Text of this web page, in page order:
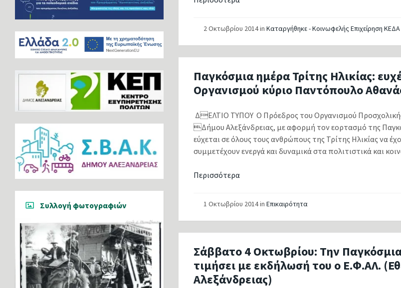
2 Οκτωβρίου 2014inΚαταργήθηκε - Κοινωφελής Επιχείρηση ΚΕΔΑ
Παγκόσμια ημέρα Τρίτης Ηλικίας:
Οργανισμού κύριο Παντόπουλο
ΔΕΛΤΙΟ ΤΥΠΟΥ Ο Πρόεδρος του Οργανισμού
Δήμου Αλεξάνδρειας, με αφορμή τον εορτασμό της
εύχεται σε όλους τους ανθρώπους της Τρίτης Ηλικίας να
συμμετέχουν ενεργά και δυναμικά στα πολιτιστικά και
Περισσότερα
1 Οκτωβρίου 2014inΕπικαιρότητα
Σάββατο 4 Οκτωβρίου: Την
τιμήσει με εκδήλωσή του ο Ε.Φ.ΑΛ.
Αλεξάνδρειας)
Συλλογή φωτογραφιών